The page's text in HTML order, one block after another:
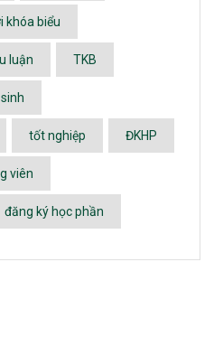
khóa biểu
luận TKB
tốt nghiệp ĐKHP
viên
đăng ký học phần